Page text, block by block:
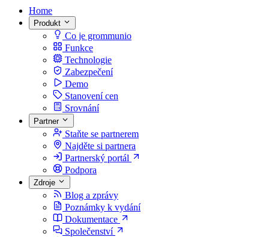
Home
Produkt
Co je grommunio
Funkce
Technologie
Zabezpečení
Demo
Stanovení cen
Srovnání
Partner
Staňte se partnerem
Najděte si partnera
Partnerský portál
Podpora
Zdroje
Blog a zprávy
Poznámky k vydání
Dokumentace
Společenství